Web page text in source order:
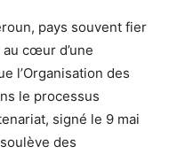
pays souvent fier
cœur d’une
l’Organisation des
le processus
signé le 9 mai
des